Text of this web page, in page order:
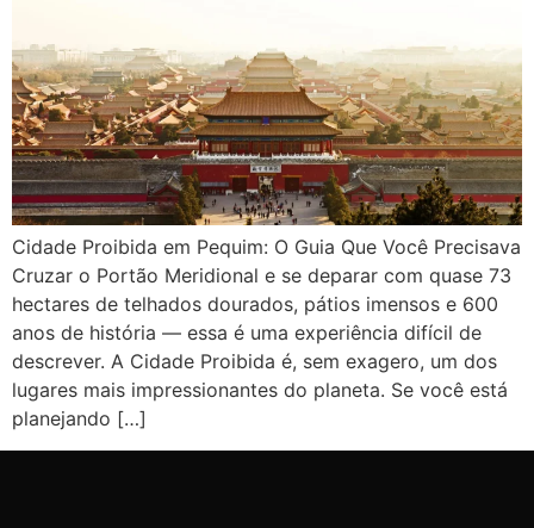
Cidade Proibida em Pequim: O Guia Que Você Precisava
Cruzar o Portão Meridional e se deparar com quase 73
hectares de telhados dourados, pátios imensos e 600
anos de história — essa é uma experiência difícil de
descrever. A Cidade Proibida é, sem exagero, um dos
lugares mais impressionantes do planeta. Se você está
planejando […]